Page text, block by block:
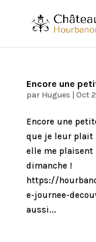
Encore une
par Hugues | Oct
Encore une
que je leur plait
elle me plaisent
dimanche !
https://
e-journee-
aussi...